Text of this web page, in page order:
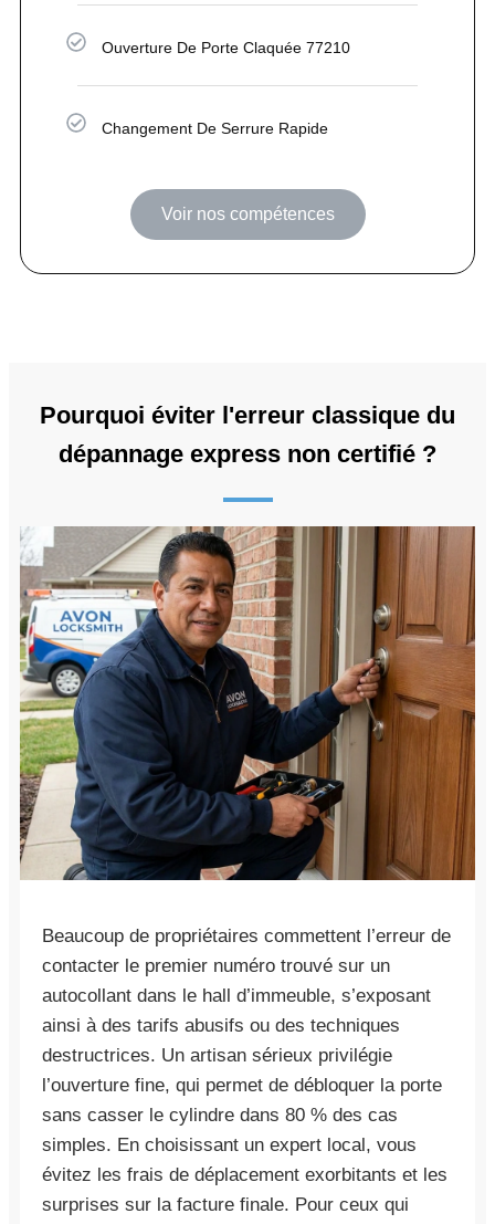
Ouverture De Porte Claquée 77210
Changement De Serrure Rapide
Voir nos compétences
Pourquoi éviter l'erreur classique du
dépannage express non certifié ?
Beaucoup de propriétaires commettent l’erreur de
contacter le premier numéro trouvé sur un
autocollant dans le hall d’immeuble, s’exposant
ainsi à des tarifs abusifs ou des techniques
destructrices. Un artisan sérieux privilégie
l’ouverture fine, qui permet de débloquer la porte
sans casser le cylindre dans 80 % des cas
simples. En choisissant un expert local, vous
évitez les frais de déplacement exorbitants et les
surprises sur la facture finale. Pour ceux qui